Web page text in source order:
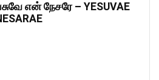
என் நேசரே – YESUVAE